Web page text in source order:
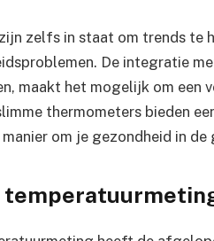
zelfs in staat om trends te
De integratie
maakt het mogelijk om een
thermometers bieden
om je gezondheid in de